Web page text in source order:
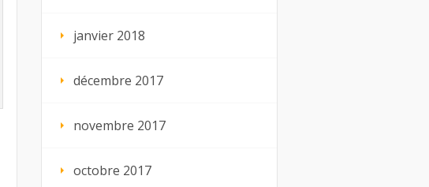
janvier 2018
décembre 2017
novembre 2017
octobre 2017